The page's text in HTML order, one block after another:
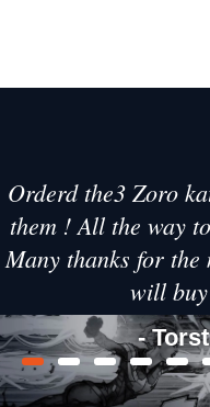
Orderd the3 Zoro
them ! All the way
Many thanks for
will
-